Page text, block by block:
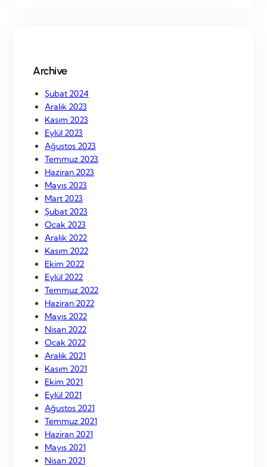
Archive
Şubat 2024
Aralık 2023
Kasım 2023
Eylül 2023
Ağustos 2023
Temmuz 2023
Haziran 2023
Mayıs 2023
Mart 2023
Şubat 2023
Ocak 2023
Aralık 2022
Kasım 2022
Ekim 2022
Eylül 2022
Temmuz 2022
Haziran 2022
Mayıs 2022
Nisan 2022
Ocak 2022
Aralık 2021
Kasım 2021
Ekim 2021
Eylül 2021
Ağustos 2021
Temmuz 2021
Haziran 2021
Mayıs 2021
Nisan 2021